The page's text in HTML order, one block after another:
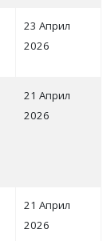
23 Април
2026
21 Април
2026
21 Април
2026